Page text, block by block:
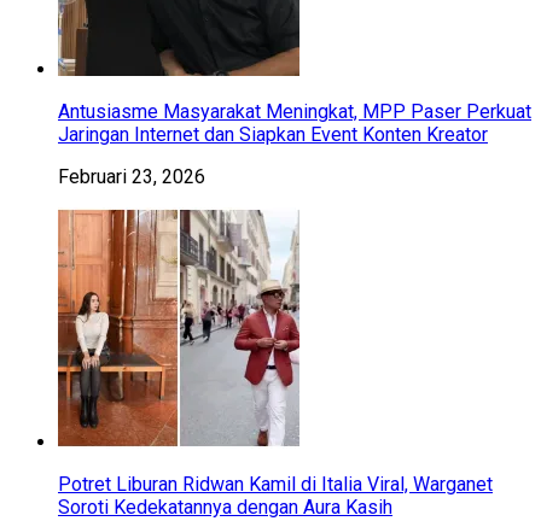
Antusiasme Masyarakat Meningkat, MPP Paser Perkuat
Jaringan Internet dan Siapkan Event Konten Kreator
Februari 23, 2026
Potret Liburan Ridwan Kamil di Italia Viral, Warganet
Soroti Kedekatannya dengan Aura Kasih